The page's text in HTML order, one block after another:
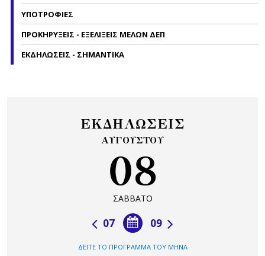
ΥΠΟΤΡΟΦΙΕΣ
ΠΡΟΚΗΡΥΞΕΙΣ - ΕΞΕΛΙΞΕΙΣ ΜΕΛΩΝ ΔΕΠ
ΕΚΔΗΛΩΣΕΙΣ - ΣΗΜΑΝΤΙΚΑ
ΕΚΔΗΛΩΣΕΙΣ
ΑΥΓΟΥΣΤΟΥ
08
ΣΑΒΒΑΤΟ
09
07
ΔΕΙΤΕ ΤΟ ΠΡΟΓΡΑΜΜΑ ΤΟΥ ΜΗΝΑ